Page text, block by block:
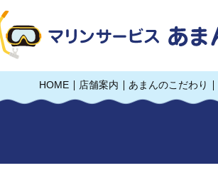
HOME 店舗案内 あまんのこだわり